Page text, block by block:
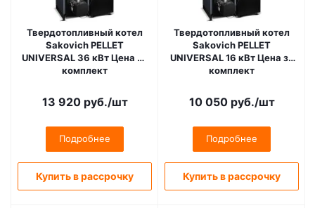
Твердотопливный котел
Sakovich PELLET
UNIVERSAL 36 кВт Цена за
комплект
Kipi, бункер Bio)
13 920руб./шт
Подробнее
Купить в рассрочку
Твердотопливный котел
Sakovich PELLET
UNIVERSAL 16 кВт Цена за
комплект
Kipi, бункер Bio)
10 050руб./шт
Подробнее
Купить в рассрочку